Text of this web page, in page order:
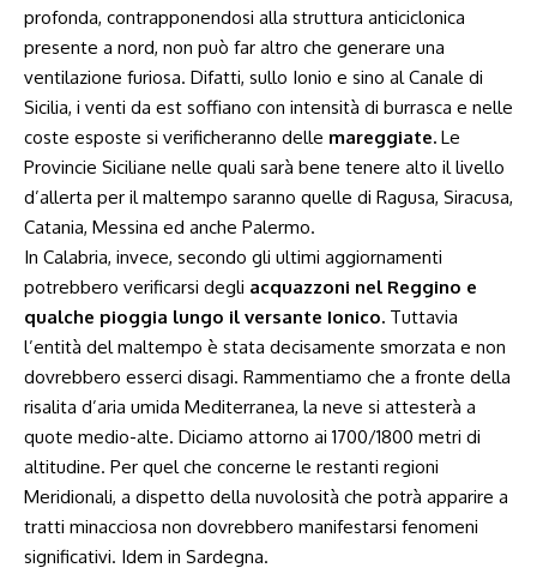
profonda, contrapponendosi alla struttura anticiclonica
presente a nord, non può far altro che generare una
ventilazione furiosa. Difatti, sullo Ionio e sino al Canale di
Sicilia, i venti da est soffiano con intensità di burrasca e nelle
coste esposte si verificheranno delle mareggiate. Le
Provincie Siciliane nelle quali sarà bene tenere alto il livello
d’allerta per il maltempo saranno quelle di Ragusa, Siracusa,
Catania, Messina ed anche Palermo.
In Calabria, invece, secondo gli ultimi aggiornamenti
potrebbero verificarsi degli acquazzoni nel Reggino e
qualche pioggia lungo il versante Ionico. Tuttavia
l’entità del maltempo è stata decisamente smorzata e non
dovrebbero esserci disagi. Rammentiamo che a fronte della
risalita d’aria umida Mediterranea, la neve si attesterà a
quote medio-alte. Diciamo attorno ai 1700/1800 metri di
altitudine. Per quel che concerne le restanti regioni
Meridionali, a dispetto della nuvolosità che potrà apparire a
tratti minacciosa non dovrebbero manifestarsi fenomeni
significativi. Idem in Sardegna.